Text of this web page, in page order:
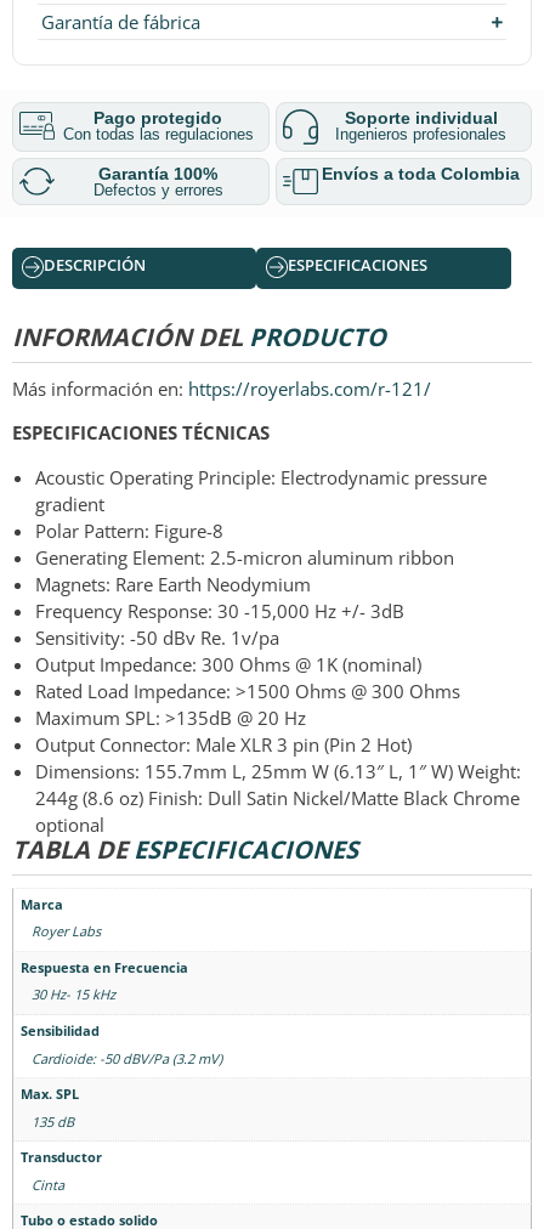
Garantía de fábrica
Pago protegido
Con todas las regulaciones
Soporte individual
Ingenieros profesionales
Garantía 100%
Defectos y errores
Envíos a toda Colombia
DESCRIPCIÓN ESPECIFICACIONES
INFORMACIÓN DEL PRODUCTO
Más información en: https://royerlabs.com/r-121/
ESPECIFICACIONES TÉCNICAS
Acoustic Operating Principle: Electrodynamic pressure
gradient
Polar Pattern: Figure-8
Generating Element: 2.5-micron aluminum ribbon
Magnets: Rare Earth Neodymium
Frequency Response: 30 -15,000 Hz +/- 3dB
Sensitivity: -50 dBv Re. 1v/pa
Output Impedance: 300 Ohms @ 1K (nominal)
Rated Load Impedance: >1500 Ohms @ 300 Ohms
Maximum SPL: >135dB @ 20 Hz
Output Connector: Male XLR 3 pin (Pin 2 Hot)
Dimensions: 155.7mm L, 25mm W (6.13″ L, 1″ W) Weight:
244g (8.6 oz) Finish: Dull Satin Nickel/Matte Black Chrome
optional
TABLA DEESPECIFICACIONES
Marca
Royer Labs
Respuesta en Frecuencia
30 Hz- 15 kHz
Sensibilidad
Cardioide: -50 dBV/Pa (3.2 mV)
Max. SPL
135 dB
Transductor
Cinta
Tubo o estado solido